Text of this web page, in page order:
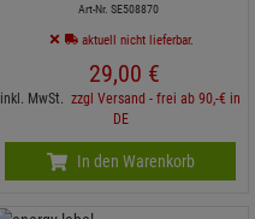
Art-Nr. SE508870
aktuell nicht lieferbar.
29,00 €
inkl. MwSt. zzgl Versand - frei ab 90,-€ in
DE
In den Warenkorb